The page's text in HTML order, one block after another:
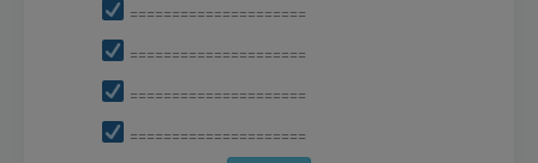
=====================
=====================
=====================
=====================